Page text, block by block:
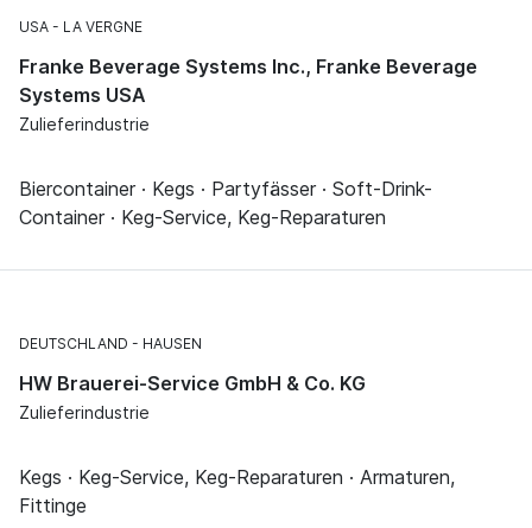
USA LA VERGNE
Franke Beverage Systems Inc., Franke Beverage
Systems USA
Zulieferindustrie
Biercontainer · Kegs · Partyfässer · Soft-Drink-
Container · Keg-Service, Keg-Reparaturen
DEUTSCHLAND HAUSEN
HW Brauerei-Service GmbH & Co. KG
Zulieferindustrie
Kegs · Keg-Service, Keg-Reparaturen · Armaturen,
Fittinge